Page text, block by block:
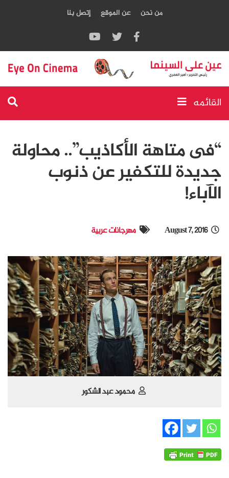
من نحن عن الموقع إتصل بنا
القائمه
“فى متاهة الأكاذيب”.. محاولة
جديدة للتكفير عن ذنوب
الآباء!
August 7, 2016 مهرجانات عربية
محمود عبد الشكور